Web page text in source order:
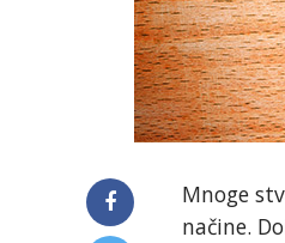
Mnoge
načine.